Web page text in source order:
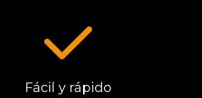
Fácil y rápido